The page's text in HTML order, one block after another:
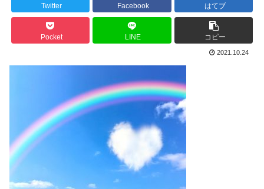
Twitter Facebook はてブ
Pocket LINE コピー
2021.10.24